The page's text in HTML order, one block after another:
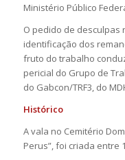
Ministério Público
O pedido de desculpas
identificação dos
fruto do trabalho
pericial do Grupo de
do Gabcon/TRF3, do
Histórico
A vala no Cemitério
Perus”, foi criada entre